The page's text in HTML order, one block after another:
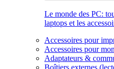
Le monde des PC:
laptops et les
Accessoires pour
Accessoires pour
Adaptateurs &
Boîtiers externes